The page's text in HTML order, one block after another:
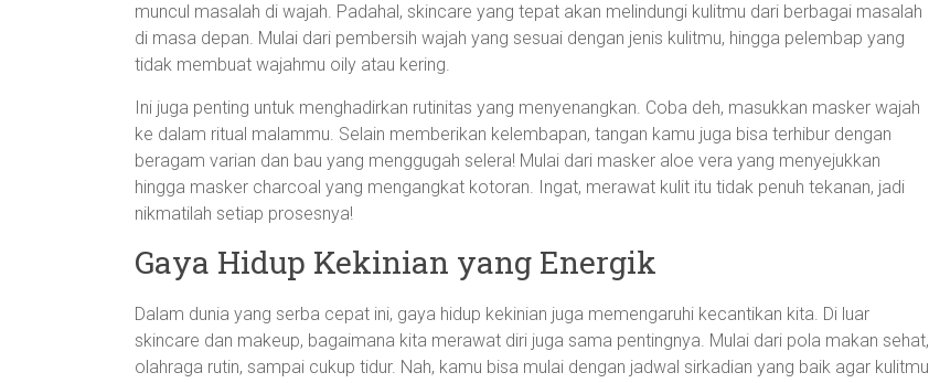
muncul masalah di wajah. Padahal, skincare yang tepat akan melindungi kulitmu dari berbagai masalah
di masa depan. Mulai dari pembersih wajah yang sesuai dengan jenis kulitmu, hingga pelembap yang
tidak membuat wajahmu oily atau kering.
Ini juga penting untuk menghadirkan rutinitas yang menyenangkan. Coba deh, masukkan masker wajah
ke dalam ritual malammu. Selain memberikan kelembapan, tangan kamu juga bisa terhibur dengan
beragam varian dan bau yang menggugah selera! Mulai dari masker aloe vera yang menyejukkan
hingga masker charcoal yang mengangkat kotoran. Ingat, merawat kulit itu tidak penuh tekanan, jadi
nikmatilah setiap prosesnya!
Gaya Hidup Kekinian yang Energik
Dalam dunia yang serba cepat ini, gaya hidup kekinian juga memengaruhi kecantikan kita. Di luar
skincare dan makeup, bagaimana kita merawat diri juga sama pentingnya. Mulai dari pola makan sehat,
olahraga rutin, sampai cukup tidur. Nah, kamu bisa mulai dengan jadwal sirkadian yang baik agar kulitmu